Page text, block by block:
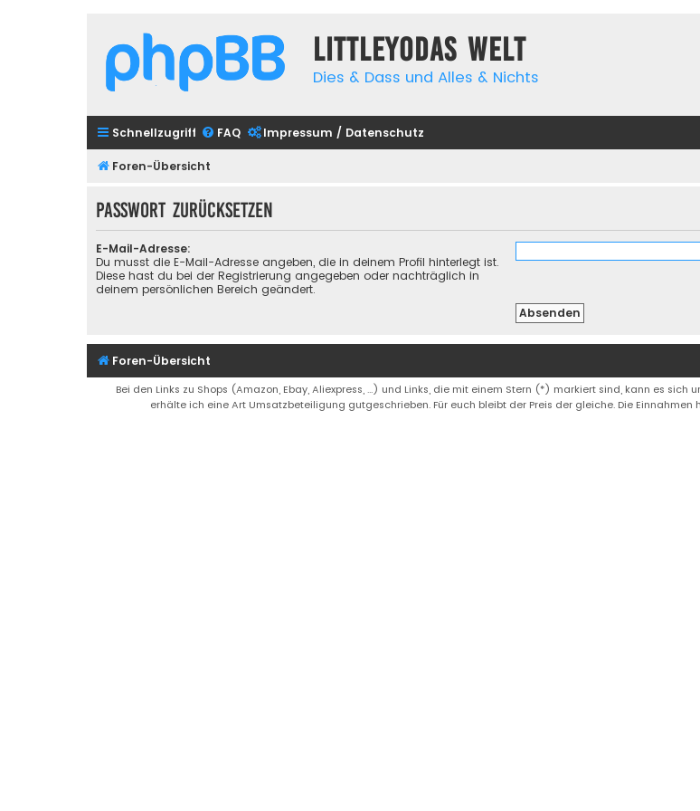
Littleyodas Welt
Dies & Dass und Alles & Nichts
Schnellzugriff FAQ Impressum / Datenschutz
Foren-Übersicht
Passwort zurücksetzen
E-Mail-Adresse:
Du musst die E-Mail-Adresse angeben, die in deinem Profil hinterlegt ist.
Diese hast du bei der Registrierung angegeben oder nachträglich in
deinem persönlichen Bereich geändert.
Foren-Übersicht
Bei den Links zu Shops (Amazon, Ebay, Aliexpress, ...) und Links, die mit einem Stern (*) markiert sind, kann es
erhälte ich eine Art Umsatzbeteiligung gutgeschrieben. Für euch bleibt der Preis der gleiche. Die